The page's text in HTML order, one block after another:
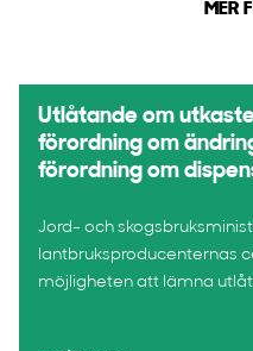
MER
Utlåtande om
förordning om
förordning om
Jord- och
lantbruksproducenternas
möjligheten att lämna